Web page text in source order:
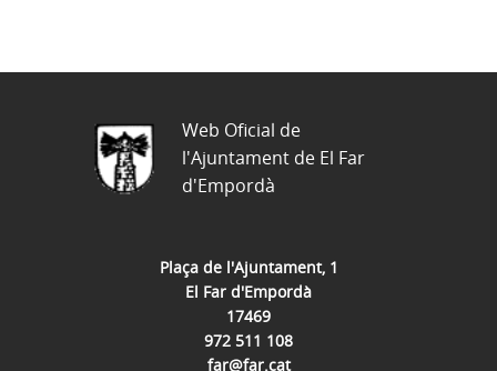
Plaça de l'Ajuntament, 1
El Far d'Empordà
17469
972 511 108
far@far.cat
Web Oficial de
l'Ajuntament de El Far
d'Empordà